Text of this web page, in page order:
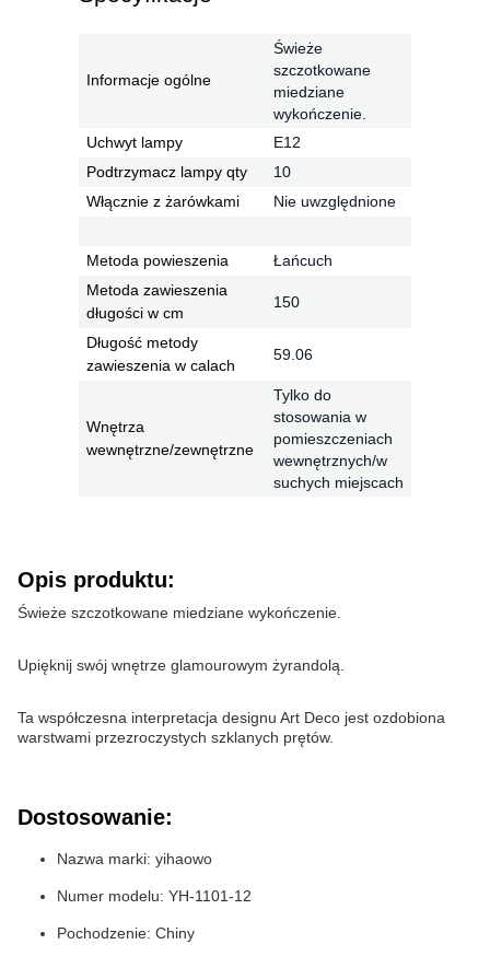
Informacje ogólne
Świeże
szczotkowane
miedziane
wykończenie.
Uchwyt lampy
E12
Podtrzymacz lampy qty
10
Włącznie z żarówkami
Nie uwzględnione
Metoda powieszenia
Łańcuch
Metoda zawieszenia
długości w cm
150
Długość metody
zawieszenia w calach
59.06
Wnętrza
wewnętrzne/zewnętrzne
Tylko do
stosowania w
pomieszczeniach
wewnętrznych/w
suchych miejscach
Opis produktu:
Świeże szczotkowane miedziane wykończenie.
Upięknij swój wnętrze glamourowym żyrandolą.
Ta współczesna interpretacja designu Art Deco jest ozdobiona
warstwami przezroczystych szklanych prętów.
Dostosowanie:
Nazwa marki: yihaowo
Numer modelu: YH-1101-12
Pochodzenie: Chiny